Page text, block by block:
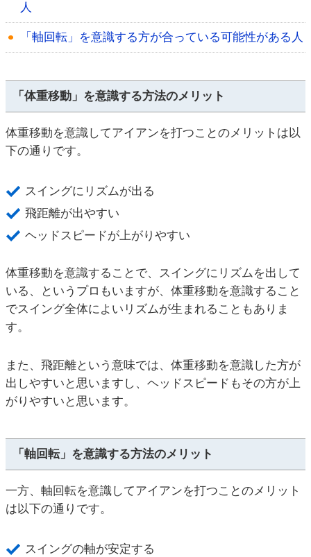
人
「軸回転」を意識する方が合っている可能性がある人
「体重移動」を意識する方法のメリット
体重移動を意識してアイアンを打つことのメリットは以
下の通りです。
スイングにリズムが出る
飛距離が出やすい
ヘッドスピードが上がりやすい
体重移動を意識することで、スイングにリズムを出して
いる、というプロもいますが、体重移動を意識すること
でスイング全体によいリズムが生まれることもありま
す。
また、飛距離という意味では、体重移動を意識した方が
出しやすいと思いますし、ヘッドスピードもその方が上
がりやすいと思います。
「軸回転」を意識する方法のメリット
一方、軸回転を意識してアイアンを打つことのメリット
は以下の通りです。
スイングの軸が安定する